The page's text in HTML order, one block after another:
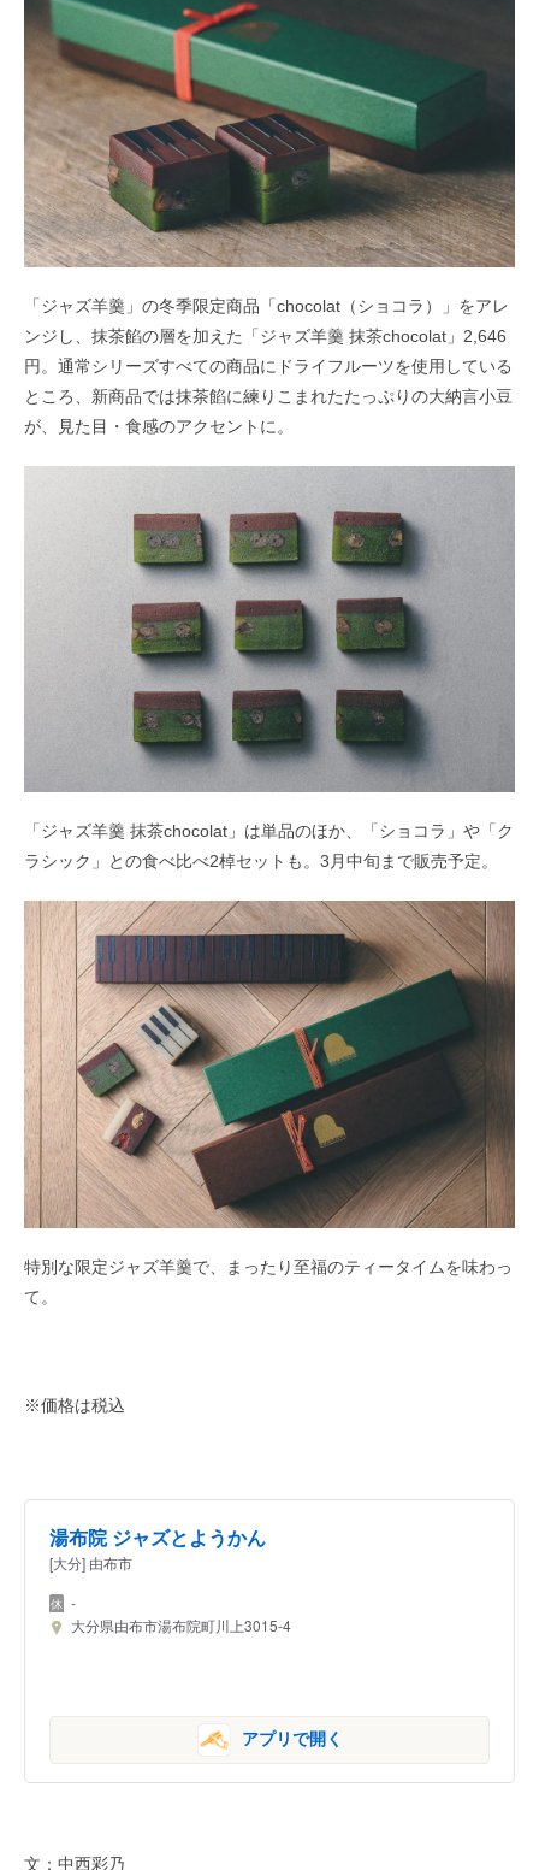
「ジャズ羊羹」の冬季限定商品「chocolat（ショコラ）」をアレ
ンジし、抹茶餡の層を加えた「ジャズ羊羹 抹茶chocolat」2,646
円。通常シリーズすべての商品にドライフルーツを使用している
ところ、新商品では抹茶餡に練りこまれたたっぷりの大納言小豆
が、見た目・食感のアクセントに。
「ジャズ羊羹 抹茶chocolat」は単品のほか、「ショコラ」や「ク
ラシック」との食べ比べ2棹セットも。3月中旬まで販売予定。
特別な限定ジャズ羊羹で、まったり至福のティータイムを味わっ
て。
※価格は税込
湯布院 ジャズとようかん
[大分] 由布市
-
大分県由布市湯布院町川上3015-4
アプリで開く
文：中西彩乃